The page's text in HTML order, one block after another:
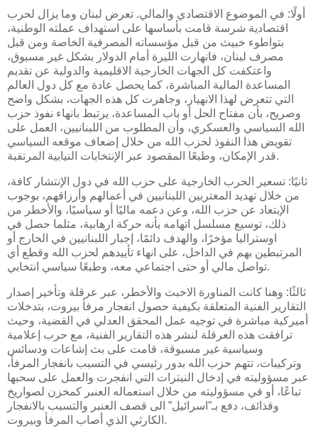
أولًا: في الموضوع الاقتصادي والمالي. تعرض لبنان وما يزال لحرب
اقتصادية شرسة قامت بأساسها على استهداف عملته الوطنية،
بتواطوء خبيث من قبل مؤسساته المصرفية الخاصة ومن قبل
مصرف لبنان، فانهارت الليرة أمام الدولار بشكل غير مسبوق،
واعتكفت كل الجهات الخارجية الاقليمية والدولية عن تقديم
المساعدة المالية المباشرة، كما يحصل عادة مع كل دول العالم
التي تتعرض لهذا الانهيار، وجاهرت كل هذه الجهات، بشكل واضح
وصريح، بأن مفتاح الحل أو باب المساعدة، يرتبط بانهاء نفوذ حزب
الله السياسي والعسكري، وأن المطلوب من اللبنانيين، العمل على
تقويض هذا النفوذ لحزب الله من خلال إضعاف موقعه السياسي
قدر الإمكان، وطبعًا المقصود عبر الإنتخابات النيابية المرتقبة.
ثانيًا: تسعير الحرب الخارجية على حزب الله في دول الإنتشار كافة،
من خلال تهديد المغتربين اللبنانيين في أعمالهم وأرزاقهم، بوجوب
الإبتعاد عن حزب الله، وعن دعمه ماليًا أو سياسيًا، والأخطر من
ذلك، توسيع مسلسل اتهامه بأنه حركة ارهابية، مثلما حصل في
اوستراليا مؤخرًا، والهدف دائمًا، إجبار اللبنانيين في الخارج أو
المرتبطين بهم في الداخل، على انهاء تأييدهم لحزب الله وقطع أي
تواصل مالي أو حتى اجتماعي معه، وطبعًا سياسي انتخابي.
ثالثًا: وهنا كانت المناورة الاخبث والأخطر، عبر عرقلة وتأخير إصدار
التقارير الفنية المتعلقة بكيفية حصول انفجار مرفأ بيروت، بتدخلات
أميركية مباشرة في توجيه عمل المحقق العدلي في القضية، وحيث
ترافقت هذه العرقلة لنشر هذه التقارير الفنية، مع حرب إعلامية
وسياسية غير مسبوقة، قامت على بث إشاعات ودسائس
وتركيبات، تتهم حزب الله بدور رئيسي في التسبب بانفجار المرفأ،
عبر مسؤوليته في إدخال النيترات التي انفجرت والعمل على سحبها
تباعًا، أو في مسؤوليته من خلال استعماله العنبر كمخزن لصواريخ
وقذائف، دفع بـ”اسرائيل” الى قصف العنبر والتسبب بالانفجار
الكارثي الذي أصاب المرفأ وبيروت.